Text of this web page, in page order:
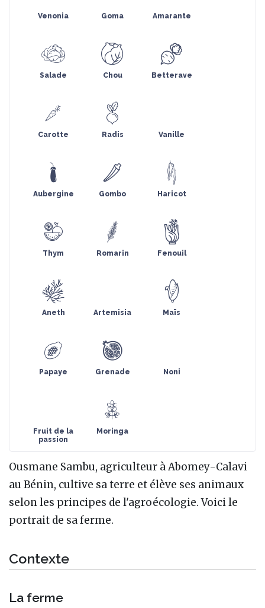
Venonia Goma Amarante
Salade Chou Betterave
Carotte Radis Vanille
Aubergine Gombo Haricot
Thym Romarin Fenouil
Aneth Artemisia Maïs
Papaye Grenade Noni
Fruit de la
passion
Moringa
Ousmane Sambu, agriculteur à Abomey-Calavi
au Bénin, cultive sa terre et élève ses animaux
selon les principes de l'agroécologie. Voici le
portrait de sa ferme.
Contexte
La ferme